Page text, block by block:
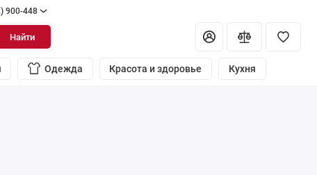
900-448
Найти
Одежда Красота и здоровье Кухня